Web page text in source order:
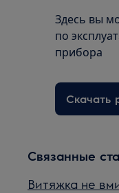
Здесь вы
по
прибора
Скачать
Связанные
Витяжка не